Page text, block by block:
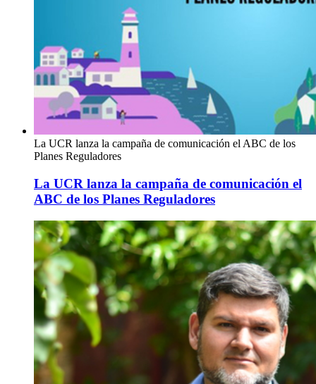
La UCR lanza la campaña de comunicación el ABC de los
Planes Reguladores
La UCR lanza la campaña de comunicación el
ABC de los Planes Reguladores